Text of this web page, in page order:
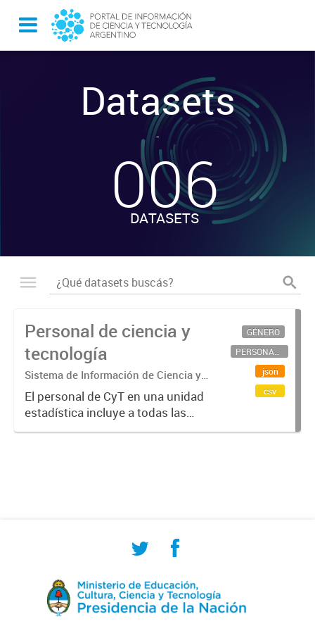
Datasets
-
006
DATASETS
Personal de ciencia y
tecnología
Sistema de Información de Ciencia y
Tecnología Argentino (SICYTAR)
El personal de CyT en una unidad
estadística incluye a todas las
personas involucradas
GÉNERO
PERSONAL CIENTÍFICO-TECNOLÓGICO
json
csv